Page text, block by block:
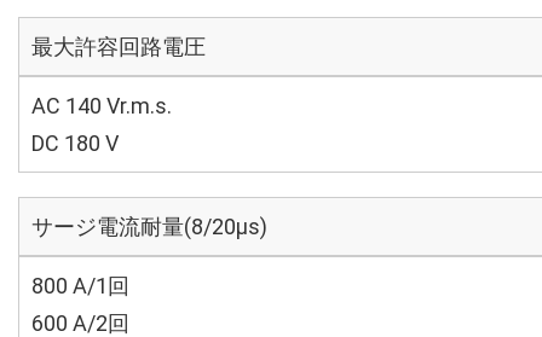
最大許容回路電圧
AC 140 Vr.m.s.
DC 180 V
サージ電流耐量(8/20μs)
800 A/1回
600 A/2回